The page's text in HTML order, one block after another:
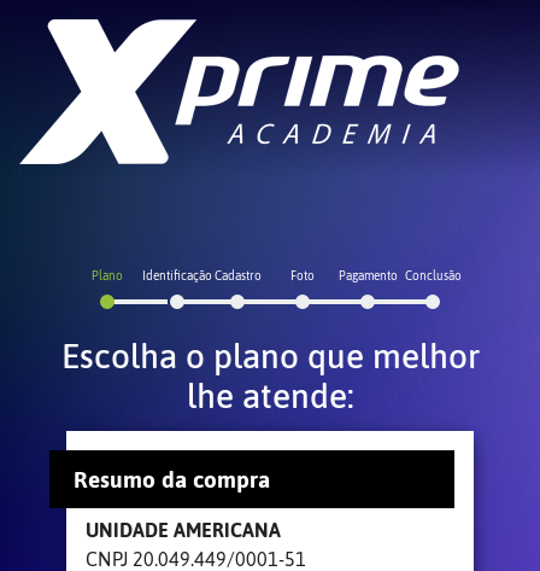
Plano Identificação Cadastro Foto Pagamento Conclusão
Escolha o plano que melhor
lhe atende:
Resumo da compra
UNIDADE AMERICANA
CNPJ 20.049.449/0001-51